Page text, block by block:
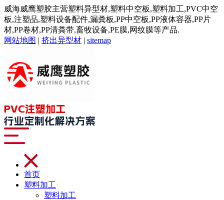
威海威鹰塑胶主营塑料异型材,塑料中空板,塑料加工,PVC中空
板,注塑品,塑料设备配件,漏粪板,PP中空板,PP液体容器,PP片
材,PP卷材,PP清粪带,畜牧设备,PE膜,网纹膜等产品.
网站地图 | 挤出异型材 | sitemap
首页
塑料加工
塑料加工